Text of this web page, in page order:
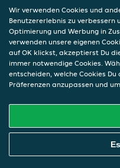
Desserts
Pizza Nutella
6,00 €
Schoko Souffle
6,50 €
Wir verwenden Cookies und
Benutzererlebnis zu verbessern
Optimierung und Werbung in
verwenden unsere eigenen
auf OK klickst, akzeptierst Du
immer notwendige Cookies.
entscheiden, welche Cookies
Präferenzen anzupassen und